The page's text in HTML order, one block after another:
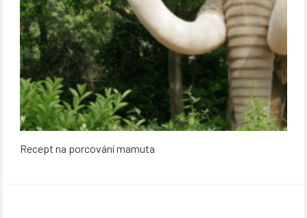
Recept na porcování mamuta